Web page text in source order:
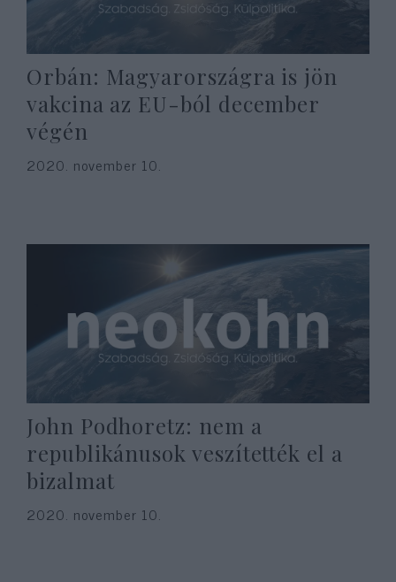
Orbán: Magyarországra is jön
vakcina az EU-ból december
végén
2020. november 10.
John Podhoretz: nem a
republikánusok veszítették el a
bizalmat
2020. november 10.